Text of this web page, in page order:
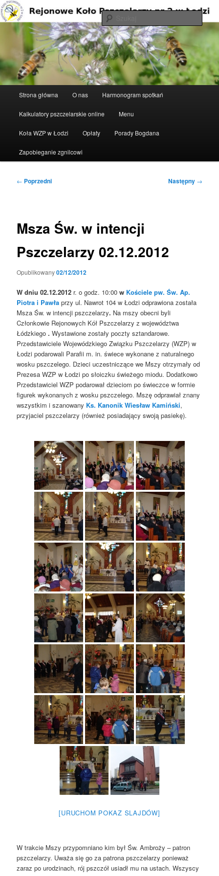
Przeskocz
do
tekstu
Rejonowe Koło Pszczelarzy nr 2 w
Łodzi
Strona główna O nas Harmonogram spotkań
Kalkulatory pszczelarskie online Menu
Koła WZP w Łodzi Opłaty Porady Bogdana
Zapobieganie zgnilcowi
Nawigacja
← Poprzedni Następny →
Msza Św. w intencji
Pszczelarzy 02.12.2012
Opublikowany02/12/2012
W dniu 02.12.2012 r. o godz. 10:00w Kościele pw. Św. Ap.
Piotra i Pawłaprzy ul. Nawrot 104 w Łodzi odprawiona została
Msza Św. w intencji pszczelarzy. Na mszy obecni byli
Członkowie Rejonowych Kół Pszczelarzy z województwa
Łódzkiego.Wystawione zostały poczty sztandarowe.
Przedstawiciele Wojewódzkiego Związku Pszczelarzy (WZP) w
Łodzi podarowali Parafii m. in. świece wykonane z naturalnego
wosku pszczelego. Dzieci uczestniczące we Mszy otrzymały od
Prezesa WZP w Łodzi po słoiczku świeżego miodu. Dodatkowo
Przedstawiciel WZP podarował dzieciom po świeczce w formie
figurek wykonanych z wosku pszczelego. Mszę odprawiał znany
wszystkim i szanowany Ks. Kanonik Wiesław Kamiński,
przyjaciel pszczelarzy (również posiadający swoją pasiekę).
[URUCHOM POKAZ SLAJDÓW]
W trakcie Mszy przypomniano kim był Św. Ambroży – patron
pszczelarzy. Uważa się go za patrona pszczelarzy ponieważ
zaraz po urodzinach, rój pszczół usiadł mu na ustach. Wszyscy